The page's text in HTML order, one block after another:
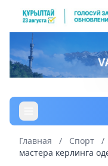
Главная / Спорт /
мастера керлинга